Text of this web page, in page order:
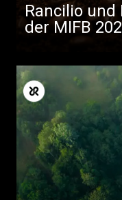
Rancilio und
der MIFB